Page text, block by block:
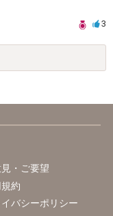
3
見・ご要望
約
バシーポリシー